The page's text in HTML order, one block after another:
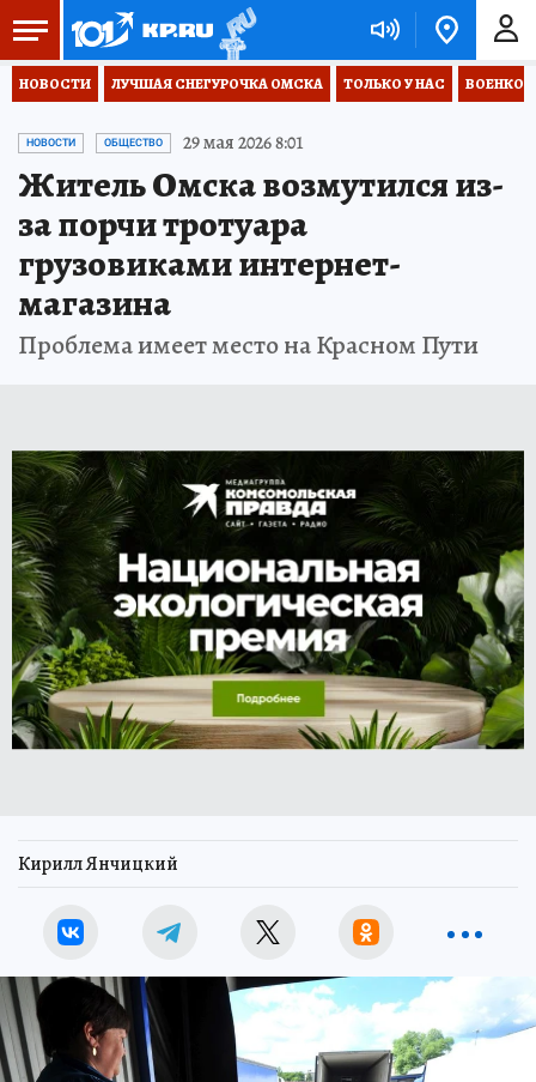
НОВОСТИ ЛУЧШАЯ СНЕГУРОЧКА ОМСКА ТОЛЬКО У НАС
НОВОСТИ ОБЩЕСТВО 29 мая 2026 8:01
Житель Омска возмутился из-
за порчи тротуара
грузовиками интернет-
магазина
Проблема имеет место на Красном Пути
Кирилл Янчицкий